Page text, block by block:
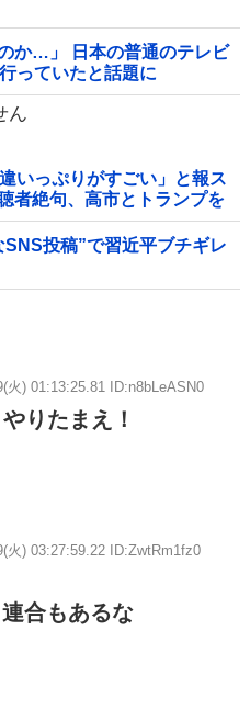
か…」 日本の普通のテレビ
っていたと話題に
ん
いっぷりがすごい」と報ス
者絶句、高市とトランプを
しひしと
SNS投稿”で習近平ブチギレ
火) 01:13:25.81 ID:n8bLeASN0
りたまえ！
火) 03:27:59.22 ID:ZwtRm1fz0
合もあるな